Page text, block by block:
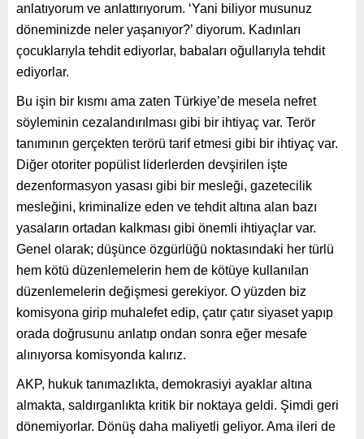
anlatıyorum ve anlattırıyorum. ‘Yani biliyor musunuz
döneminizde neler yaşanıyor?’ diyorum. Kadınları
çocuklarıyla tehdit ediyorlar, babaları oğullarıyla tehdit
ediyorlar.
Bu işin bir kısmı ama zaten Türkiye’de mesela nefret
söyleminin cezalandırılması gibi bir ihtiyaç var. Terör
tanımının gerçekten terörü tarif etmesi gibi bir ihtiyaç var.
Diğer otoriter popülist liderlerden devşirilen işte
dezenformasyon yasası gibi bir mesleği, gazetecilik
mesleğini, kriminalize eden ve tehdit altına alan bazı
yasaların ortadan kalkması gibi önemli ihtiyaçlar var.
Genel olarak; düşünce özgürlüğü noktasındaki her türlü
hem kötü düzenlemelerin hem de kötüye kullanılan
düzenlemelerin değişmesi gerekiyor. O yüzden biz
komisyona girip muhalefet edip, çatır çatır siyaset yapıp
orada doğrusunu anlatıp ondan sonra eğer mesafe
alınıyorsa komisyonda kalırız.
AKP, hukuk tanımazlıkta, demokrasiyi ayaklar altına
almakta, saldırganlıkta kritik bir noktaya geldi. Şimdi geri
dönemiyorlar. Dönüş daha maliyetli geliyor. Ama ileri de